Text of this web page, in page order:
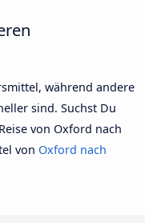
während andere
sind. Suchst Du
von Oxford nach
von Oxford nach